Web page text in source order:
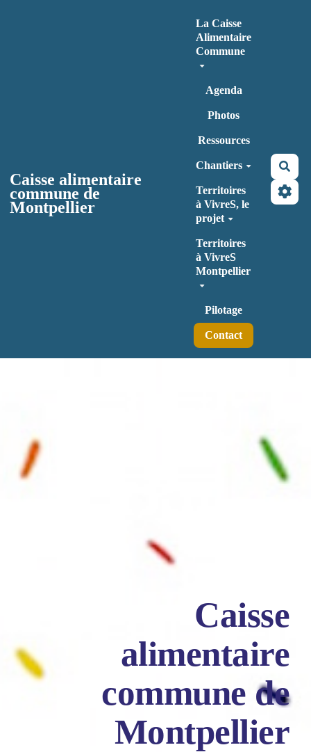
Caisse alimentaire
commune de
Montpellier
La Caisse
Alimentaire
Commune
Agenda
Photos
Ressources
Chantiers
Territoires
à VivreS, le
projet
Territoires
à VivreS
Montpellier
Pilotage
Contact
Caisse
alimentaire
commune de
Montpellier